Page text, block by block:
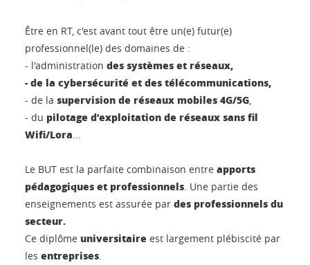
Être en RT, c'est avant tout être un(e) futur(e)
professionnel(le) des domaines de :
- l'administration des systèmes et réseaux,
- de la cybersécurité et des télécommunications,
- de la supervision de réseaux mobiles 4G/5G,
- du pilotage d’exploitation de réseaux sans fil
Wifi/Lora...
Le BUT est la parfaite combinaison entre apports
pédagogiques et professionnels. Une partie des
enseignements est assurée par des professionnels du
secteur.
Ce diplôme universitaire est largement plébiscité par
les entreprises.